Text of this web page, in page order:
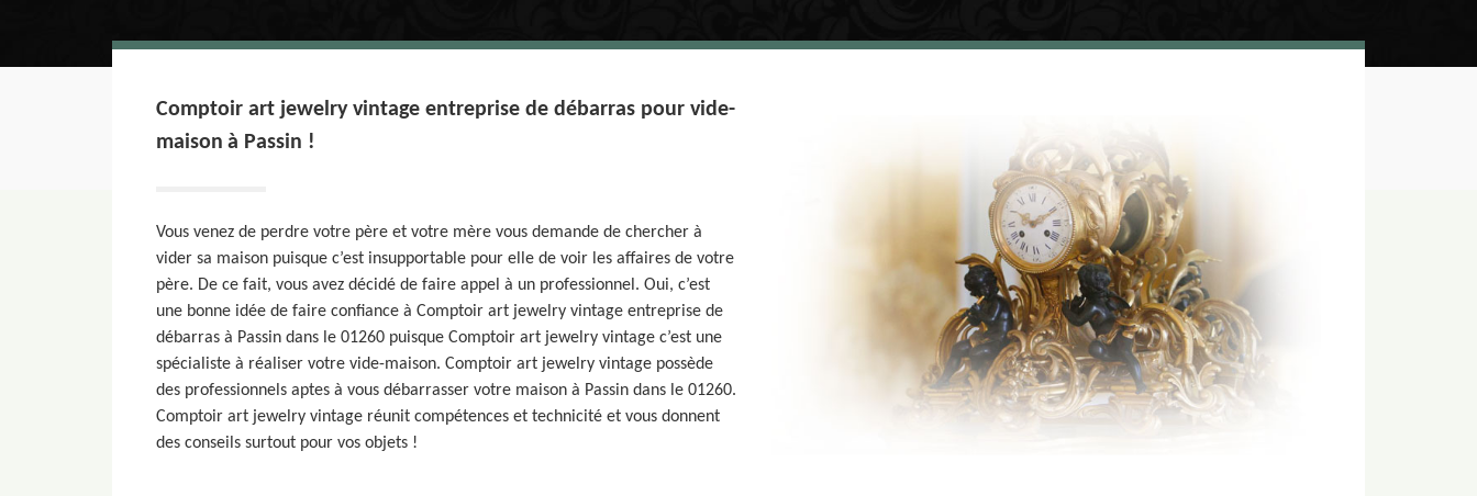
Comptoir art jewelry vintage entreprise de débarras pour vide-
maison à Passin !
Vous venez de perdre votre père et votre mère vous demande de chercher à
vider sa maison puisque c’est insupportable pour elle de voir les affaires de votre
père. De ce fait, vous avez décidé de faire appel à un professionnel. Oui, c’est
une bonne idée de faire confiance à Comptoir art jewelry vintage entreprise de
débarras à Passin dans le 01260 puisque Comptoir art jewelry vintage c’est une
spécialiste à réaliser votre vide-maison. Comptoir art jewelry vintage possède
des professionnels aptes à vous débarrasser votre maison à Passin dans le 01260.
Comptoir art jewelry vintage réunit compétences et technicité et vous donnent
des conseils surtout pour vos objets !